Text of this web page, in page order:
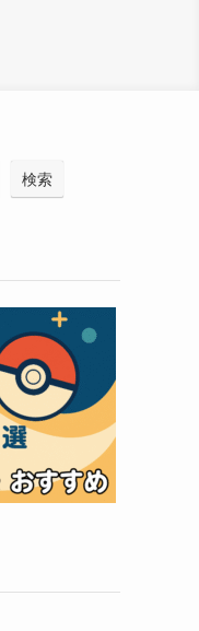
検索